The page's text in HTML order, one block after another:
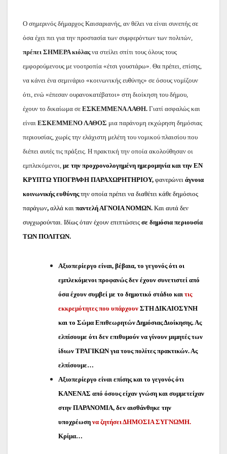
Ο σημερινός δήμαρχος Καισαριανής, αν θέλει να είναι συνεπής σε
όσα έχει πει για την προστασία των συμφερόντων των πολιτών,
πρέπει ΣΗΜΕΡΑ κιόλαςνα στείλει σπίτι τους όλους τους
εμφορούμενους με νοοτροπία «έτσι γουστάρω». Θα πρέπει, επίσης,
να κάνει ένα σεμινάριο «κοινωνικής ευθύνης» σε όσους νομίζουν
ότι, ενώ «έπεσαν ουρανοκατέβατοι» στη διοίκηση του δήμου,
έχουν το δικαίωμα σε ΕΣΚΕΜΜΕΝΑ ΛΑΘΗ. Γιατί ασφαλώς και
είναι ΕΣΚΕΜΜΕΝΟ ΛΑΘΟΣ μια παράνομη εκχώρηση δημόσιας
περιουσίας, χωρίς την ελάχιστη μελέτη του νομικού πλαισίου που
διέπει αυτές τις πράξεις. Η πρακτική την οποία ακολούθησαν οι
εμπλεκόμενοι, με την προχρονολογημένη ημερομηνία και την ΕΝ
ΚΡΥΠΤΩ ΥΠΟΓΡΑΦΗ ΠΑΡΑΧΩΡΗΤΗΡΙΟΥ, φανερώνει άγνοια
κοινωνικής ευθύνηςτην οποία πρέπει να διαθέτει κάθε δημόσιος
παράγων, αλλά και παντελή ΑΓΝΟΙΑ ΝΟΜΩΝ. Και αυτά δεν
συγχωρούνται. Ιδίως όταν έχουν επιπτώσεις σε δημόσια περιουσία
ΤΩΝ ΠΟΛΙΤΩΝ.
Αξιοπερίεργο είναι, βέβαια, το γεγονός ότι οι
εμπλεκόμενοι προφανώς δεν έχουν συνετιστεί από
όσα έχουν συμβεί με το δημοτικό στάδιο και τις
εκκρεμότητες που υπάρχουν ΣΤΗ ΔΙΚΑΙΟΣΥΝΗ
και το Σώμα Επιθεωρητών Δημόσιας Διοίκησης. Ας
ελπίσουμε ότι δεν επιθυμούν να γίνουν μιμητές των
ίδιων ΤΡΑΓΙΚΩΝ για τους πολίτες πρακτικών. Ας
ελπίσουμε…
Αξιοπερίεργο είναι επίσης και το γεγονός ότι
ΚΑΝΕΝΑΣ από όσους είχαν γνώση και συμμετείχαν
στην ΠΑΡΑΝΟΜΙΑ, δεν αισθάνθηκε την
υποχρέωση να ζητήσει ΔΗΜΟΣΙΑ ΣΥΓΝΩΜΗ.
Κρίμα…